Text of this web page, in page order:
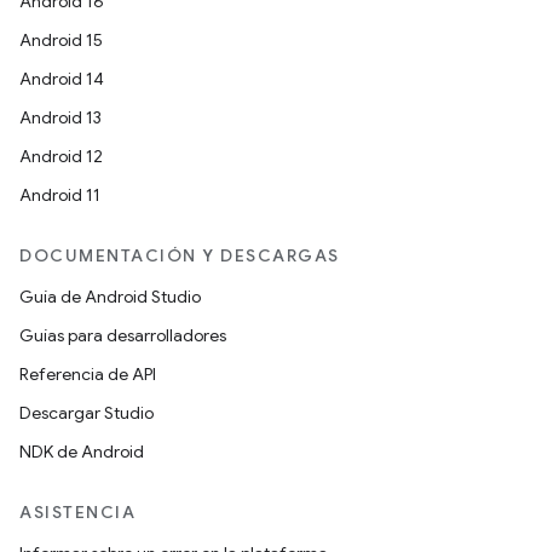
Android 15
Android 14
Android 13
Android 12
Android 11
DOCUMENTACIÓN Y DESCARGAS
Guía de Android Studio
Guías para desarrolladores
Referencia de API
Descargar Studio
NDK de Android
ASISTENCIA